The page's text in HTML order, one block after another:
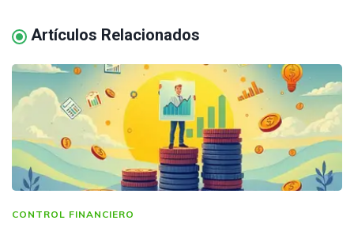
Artículos Relacionados
CONTROL FINANCIERO